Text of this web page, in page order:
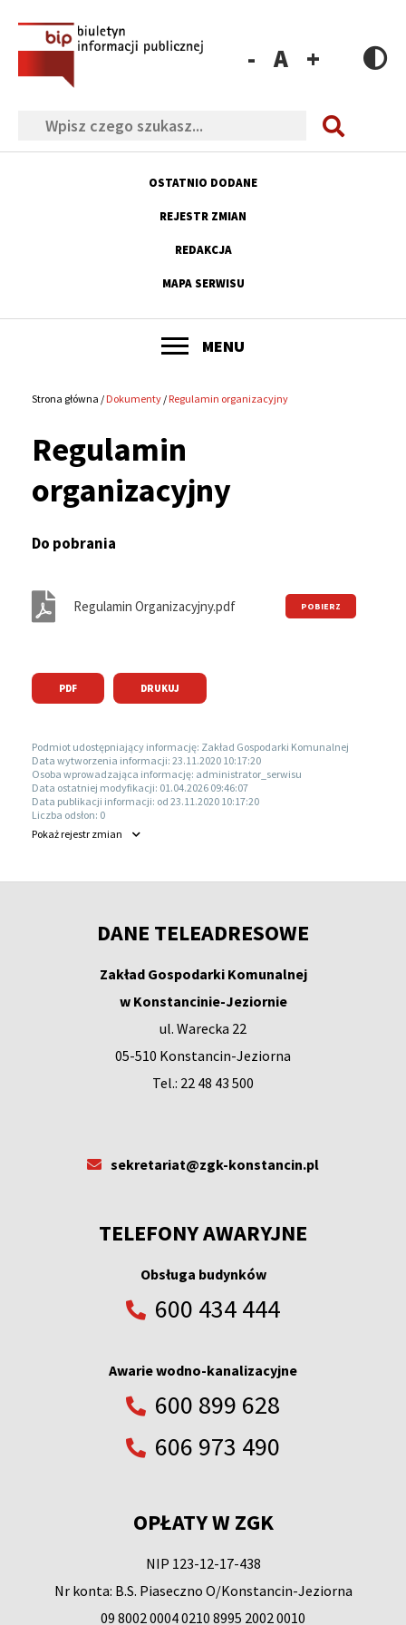
Przejdź
menu
Przejdź
treści
Przejdź
wyszukiwania
Przejdź
stopki
Szukaj
czcionkiczcionki
OSTATNIO DODANE
REJESTR ZMIAN
REDAKCJA
MAPA SERWISU
menu
POKAŻ
MENU
nawigacyjna
Strona główna Dokumenty Regulamin organizacyjny
Regulamin
organizacyjny
Do pobrania
Regulamin Organizacyjny.pdf
PDF DRUKUJ
Podmiot udostępniający informację: Zakład Gospodarki Komunalnej
Data wytworzenia informacji: 23.11.2020 10:17:20
Osoba wprowadzająca informację: administrator_serwisu
Data ostatniej modyfikacji: 01.04.2026 09:46:07
Data publikacji informacji: od 23.11.2020 10:17:20
Liczba odsłon: 0
Pokażrejestr zmian
DANE TELEADRESOWE
Zakład Gospodarki Komunalnej
w Konstancinie-Jeziornie
ul. Warecka 22
05-510 Konstancin-Jeziorna
Tel.: 22 48 43 500
sekretariat@zgk-konstancin.pl
TELEFONY AWARYJNE
Obsługa budynków
600 434 444
Awarie wodno-kanalizacyjne
600 899 628
606 973 490
OPŁATY W ZGK
NIP 123-12-17-438
Nr konta: B.S. Piaseczno O/Konstancin-Jeziorna
09 8002 0004 0210 8995 2002 0010